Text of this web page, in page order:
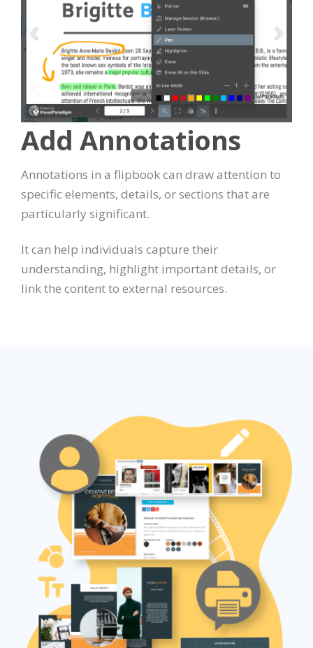
Add Annotations
Annotations in a flipbook can draw attention to
specific elements, details, or sections that are
particularly significant.
It can help individuals capture their
understanding, highlight important details, or
link the content to external resources.